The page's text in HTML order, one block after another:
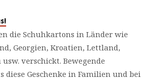
die Schuhkartons in Länder wie
Georgien, Kroatien, Lettland,
verschickt. Bewegende
diese Geschenke in Familien und bei